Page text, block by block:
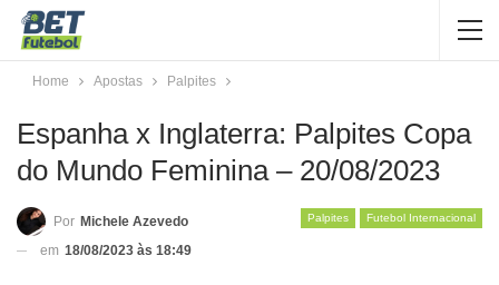
Home Apostas Palpites
Espanha x Inglaterra: Palpites Copa
do Mundo Feminina – 20/08/2023
Palpites Futebol Internacional
Por Michele Azevedo
em 18/08/2023 às 18:49